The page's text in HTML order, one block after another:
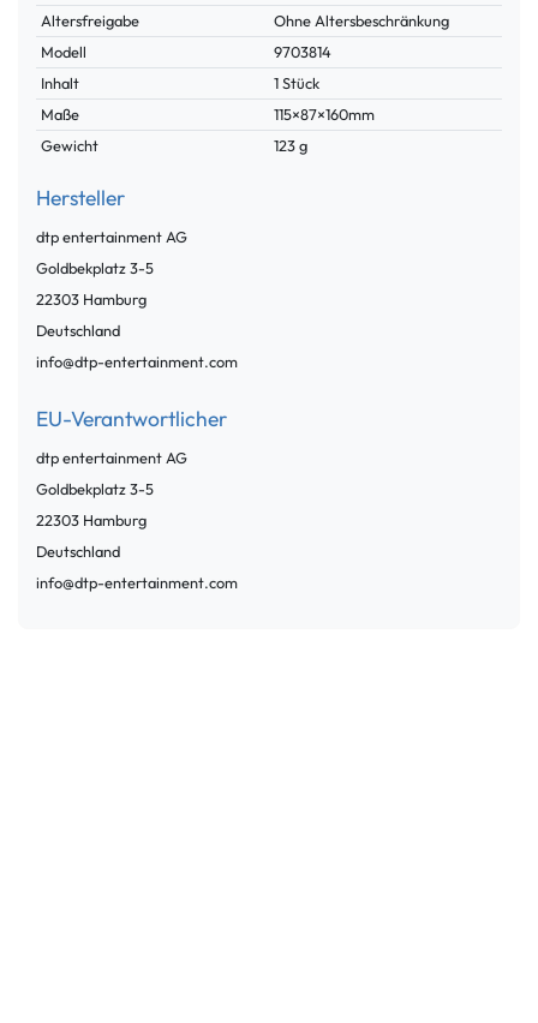
Merkmal
Altersfreigabe
Ohne Altersbeschränkung
Modell
9703814
Inhalt
1 Stück
Maße
115×87×160mm
Gewicht
123 g
Hersteller
dtp entertainment AG
Goldbekplatz3-5
22303 Hamburg
Deutschland
info@dtp-entertainment.com
EU-Verantwortlicher
dtp entertainment AG
Goldbekplatz3-5
22303 Hamburg
Deutschland
info@dtp-entertainment.com